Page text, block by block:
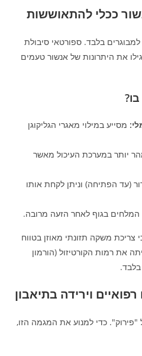
ככלי להתאוששות
בלבד. ספורטאי סיבולת
את היתרונות של אנשור טעמים
מסייע במילוי מאגרי הגליקוגן
יותר במערכת העיכול מאשר
(עד הפתיחה) וניתן לקחת אותו
המלחים בגוף לאחר הזעה מרובה.
צריכת משקה תזונתי מאוזן בטווח
את רמות הקורטיזול (הורמון
וירידה בתיאבון
"פירוק". כדי למנוע את המגמה הזו,